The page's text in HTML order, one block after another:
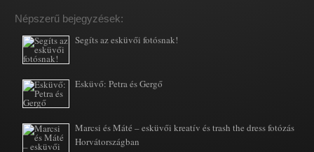
Népszerű bejegyzések:
Segíts az esküvői fotósnak!
Esküvő: Petra és Gergő
Marcsi és Máté – esküvői kreatív és trash the dress fotózás
Horvátországban